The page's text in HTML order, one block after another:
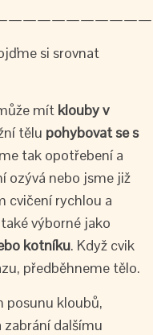
si srovnat
mít klouby v
tělu pohybovat ses
tak opotřebení a
ozývá nebo jsme již
cvičení rychlou a
výborné jako
kotníku. Když cvik
předběhneme tělo.
posunu kloubů,
dalšímu